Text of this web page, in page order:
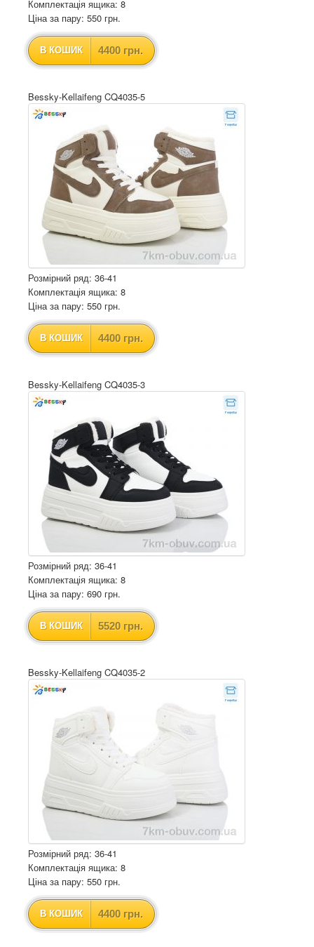
Комплектація ящика: 8
Ціна за пару: 550 грн.
В КОШИК 4400 грн.
Bessky-Kellaifeng CQ4035-5
Розмірний ряд: 36-41
Комплектація ящика: 8
Ціна за пару: 550 грн.
В КОШИК 4400 грн.
Bessky-Kellaifeng CQ4035-3
Розмірний ряд: 36-41
Комплектація ящика: 8
Ціна за пару: 690 грн.
В КОШИК 5520 грн.
Bessky-Kellaifeng CQ4035-2
Розмірний ряд: 36-41
Комплектація ящика: 8
Ціна за пару: 550 грн.
В КОШИК 4400 грн.